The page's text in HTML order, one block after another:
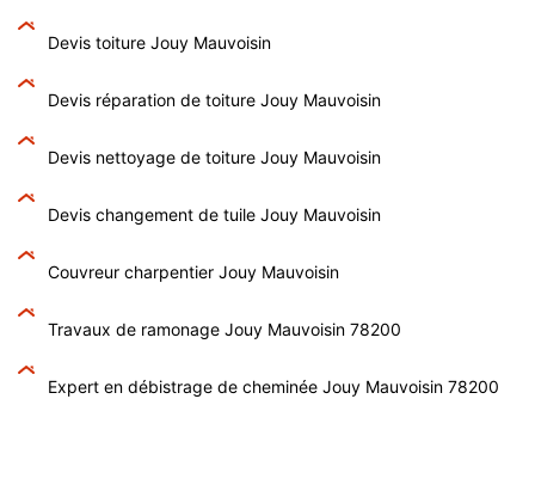
Devis toiture Jouy Mauvoisin
Devis réparation de toiture Jouy Mauvoisin
Devis nettoyage de toiture Jouy Mauvoisin
Devis changement de tuile Jouy Mauvoisin
Couvreur charpentier Jouy Mauvoisin
Travaux de ramonage Jouy Mauvoisin 78200
Expert en débistrage de cheminée Jouy Mauvoisin 78200